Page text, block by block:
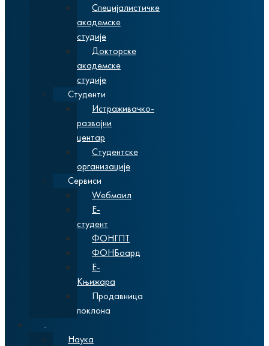
Специјалистичке
академске
студије
Докторске
академске
студије
Студенти
Истраживачко-
развојни
центар
Студентске
организације
Сервиси
Wебмаил
Е-
студент
ФОНГПТ
ФОНБоард
Е-
Књижара
Продавница
поклона
Наука